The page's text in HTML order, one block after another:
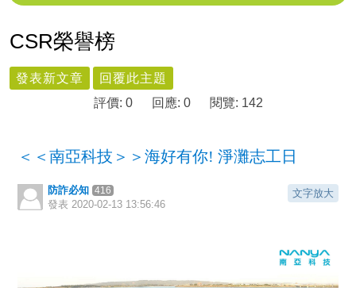
CSR榮譽榜
發表新文章
回覆此主題
評價: 0
回應: 0 閱覽: 142
＜＜南亞科技＞＞海好有你! 淨灘志工日
文字放大
防詐必知 416
發表2020-02-13 13:56:46